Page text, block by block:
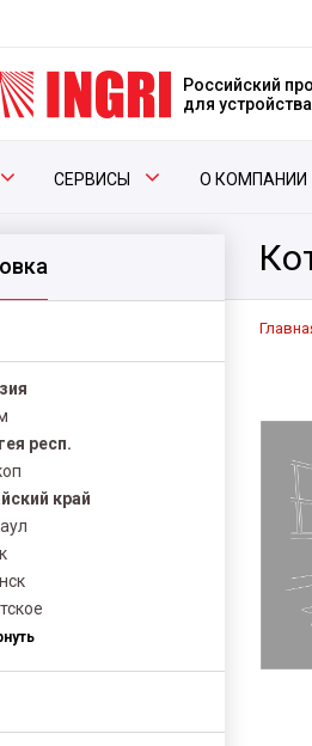
Российский
для
СЕРВИСЫ О КОМПАНИИ
респ.
край